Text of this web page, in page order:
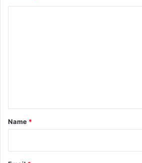
*
Name *